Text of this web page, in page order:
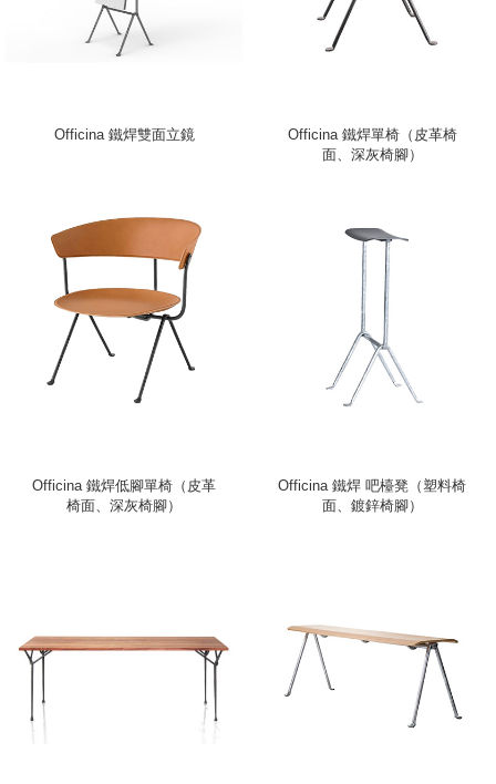
Officina 鐵焊雙面立鏡
Officina 鐵焊單椅（皮革椅
面、深灰椅腳）
Officina 鐵焊低腳單椅（皮革
椅面、深灰椅腳）
Officina 鐵焊 吧檯凳（塑料椅
面、鍍鋅椅腳）